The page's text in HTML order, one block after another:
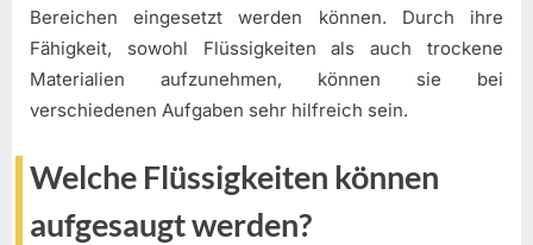
Bereichen eingesetzt werden können. Durch ihre
Fähigkeit, sowohl Flüssigkeiten als auch trockene
Materialien aufzunehmen, können sie bei
verschiedenen Aufgaben sehr hilfreich sein.
Welche Flüssigkeiten können
aufgesaugt werden?